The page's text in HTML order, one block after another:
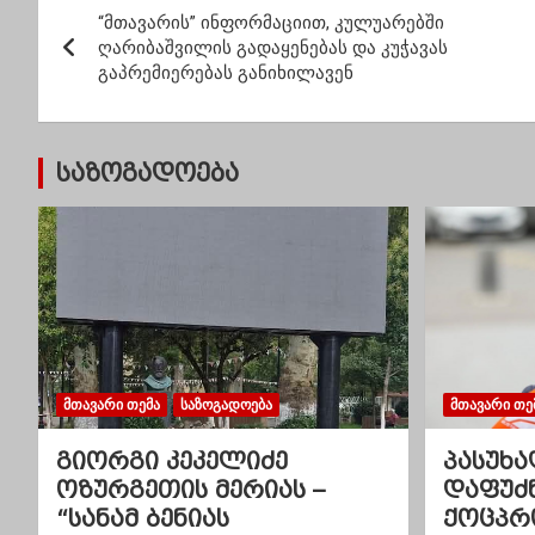
ო
ტ
ი
ს
ნ
ა
ვ
ი
გ
“მთავარის” ინფორმაციით, კულუარებში
ღარიბაშვილის გადაყენებას და კუჭავას
გაპრემიერებას განიხილავენ
საზოგადოება
ᲛᲗᲐᲕᲐᲠᲘ ᲗᲔᲛᲐ ᲡᲐᲖᲝᲒᲐᲓᲝᲔᲑᲐ
გიორგი კეკელიძე
ოზურგეთის მერიას –
“სანამ ბენიას
ᲛᲗᲐᲕᲐᲠᲘ